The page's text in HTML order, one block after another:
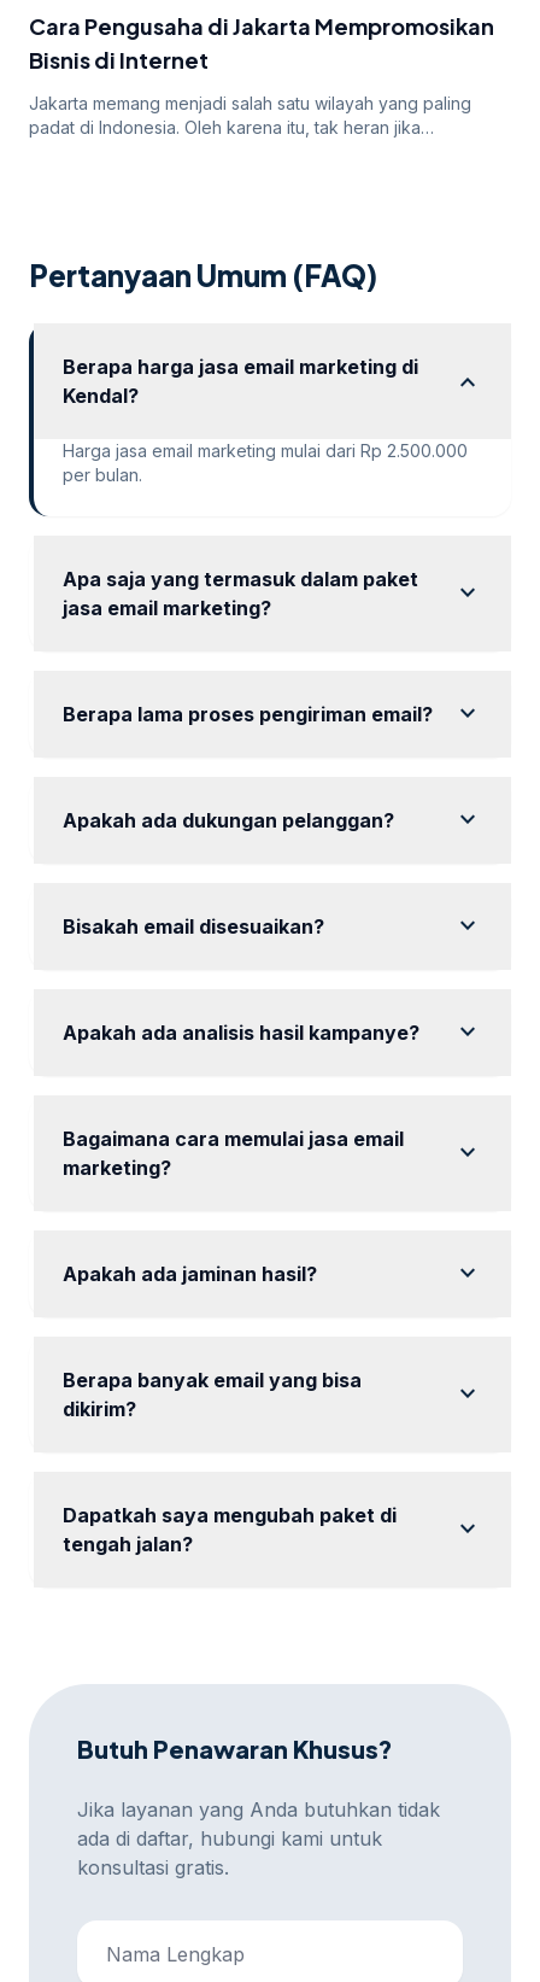
iklan mereka. Dalam artikel ini, kita akan membahas
mengapa […]
Cara Pengusaha di Jakarta Mempromosikan
Bisnis di Internet
Jakarta memang menjadi salah satu wilayah yang paling
padat di Indonesia. Oleh karena itu, tak heran jika
cukup? Atau […]
Pertanyaan Umum (FAQ)
Berapa harga jasa email marketing di
Kendal?
expand_more
Harga jasa email marketing mulai dari Rp 2.500.000
per bulan.
Apa saja yang termasuk dalam paket
jasa email marketing?
expand_more
Berapa lama proses pengiriman email? expand_more
Apakah ada dukungan pelanggan? expand_more
Bisakah email disesuaikan? expand_more
Apakah ada analisis hasil kampanye? expand_more
Bagaimana cara memulai jasa email
marketing?
expand_more
Apakah ada jaminan hasil? expand_more
Berapa banyak email yang bisa
dikirim?
expand_more
Dapatkah saya mengubah paket di
tengah jalan?
expand_more
Butuh Penawaran Khusus?
Jika layanan yang Anda butuhkan tidak
ada di daftar, hubungi kami untuk
konsultasi gratis.